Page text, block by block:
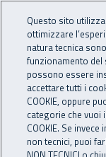
INAIL
Navigazione - Ti
Home Tabelle
semestrale
Tabelle
Questo sito
ottimizzare
natura tecnica
funzionamento del
possono essere
accettare tutti i
COOKIE, oppure
categorie che vuoi
COOKIE. Se
non tecnici, puoi